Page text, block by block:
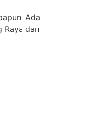
Ada
Raya dan